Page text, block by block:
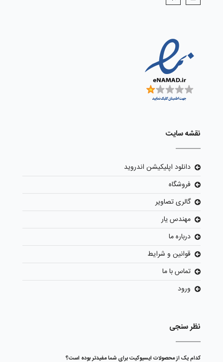
نقشه سایت
دانلود اپلیکیشن اندروید
فروشگاه
گالری تصاویر
مهندس یار
درباره ما
قوانین و شرایط
تماس با ما
ورود
نظر سنجی
کدام یک از محصولات ایسیوکیت برای شما مفیدتر بوده است؟